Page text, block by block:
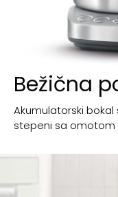
Bežična
Akumulatorski
stepeni sa omotom